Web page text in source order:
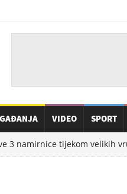
VIDEO SPORT
3 namirnice tijekom velikih